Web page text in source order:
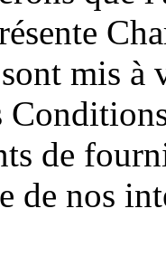
mis
de
de nos